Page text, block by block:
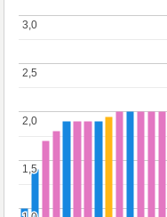
1,5
1,5
2,0
2,0
2,5
2,5
3,0
3,0